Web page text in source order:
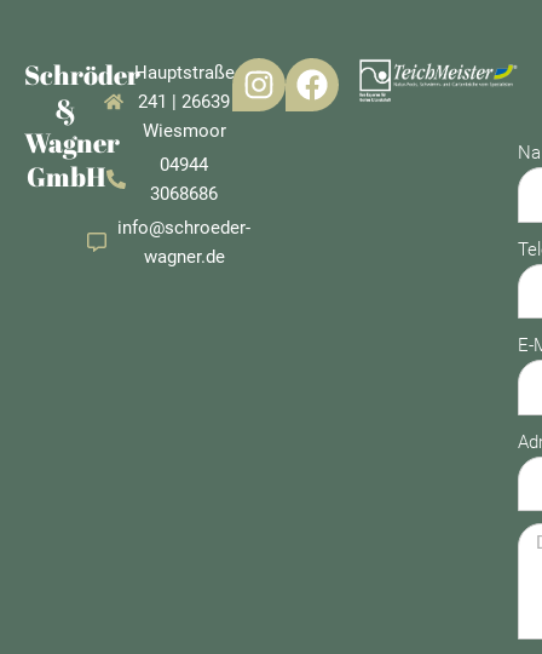
Schröder
&
Wagner
GmbH
Hauptstraße
241 | 26639
Wiesmoor
04944
3068686
info@schroeder-
wagner.de
E-